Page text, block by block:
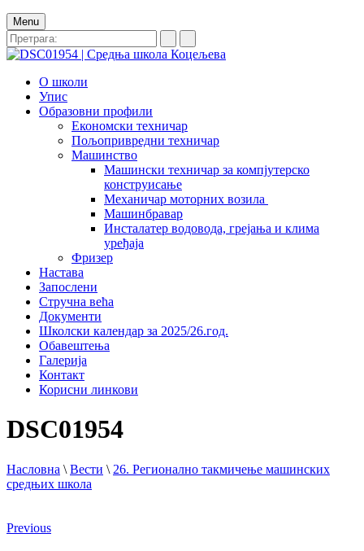
Menu
О школи
Упис
Образовни профили
Економски техничар
Пољопривредни техничар
Машинство
Машински техничар за компјутерско
конструисање
Механичар моторних возила
Машинбравар
Инсталатер водовода, грејања и клима
уређаја
Фризер
Настава
Запослени
Стручна већа
Документи
Школски календар за 2025/26.год.
Обавештења
Галерија
Контакт
Корисни линкови
DSC01954
Насловна \ Вести \ 26. Регионално такмичење машинских
средњих школа
Previous